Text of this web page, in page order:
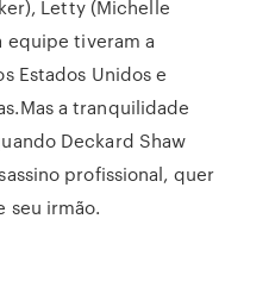
Letty (Michelle
equipe tiveram a
Estados Unidos e
a tranquilidade
Deckard Shaw
profissional, quer
seu irmão.